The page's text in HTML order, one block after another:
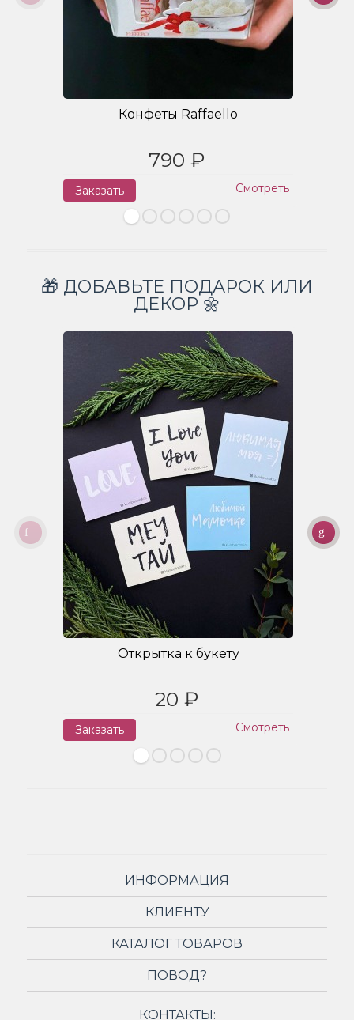
Конфеты Raffaello
790 ₽
Заказать Смотреть
🎁 ДОБАВЬТЕ ПОДАРОК ИЛИ
ДЕКОР 🌼
Открытка к букету
20 ₽
Заказать Смотреть
ИНФОРМАЦИЯ
КЛИЕНТУ
КАТАЛОГ ТОВАРОВ
ПОВОД?
КОНТАКТЫ: